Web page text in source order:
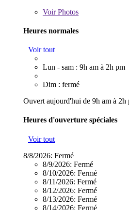
VoirPhotos
Heures normales
Voir tout
Lun - sam : 9h am à 2h pm
Dim : fermé
Ouvert aujourd'hui de 9h am à 2h
Heures d'ouverture spéciales
Voir tout
8/8/2026: Fermé
8/9/2026: Fermé
8/10/2026: Fermé
8/11/2026: Fermé
8/12/2026: Fermé
8/13/2026: Fermé
8/14/2026: Fermé